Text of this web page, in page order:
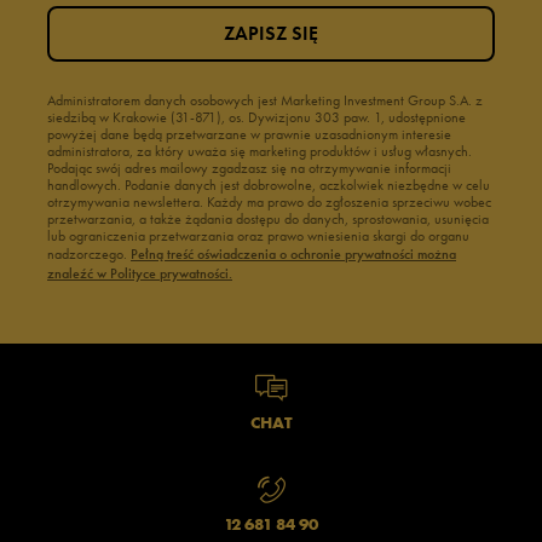
Administratorem danych osobowych jest Marketing Investment Group S.A. z
siedzibą w Krakowie (31-871), os. Dywizjonu 303 paw. 1, udostępnione
powyżej dane będą przetwarzane w prawnie uzasadnionym interesie
administratora, za który uważa się marketing produktów i usług własnych.
Podając swój adres mailowy zgadzasz się na otrzymywanie informacji
handlowych. Podanie danych jest dobrowolne, aczkolwiek niezbędne w celu
otrzymywania newslettera. Każdy ma prawo do zgłoszenia sprzeciwu wobec
przetwarzania, a także żądania dostępu do danych, sprostowania, usunięcia
lub ograniczenia przetwarzania oraz prawo wniesienia skargi do organu
nadzorczego. Pełną treść oświadczenia o ochronie prywatności można
znaleźć w Polityce prywatności.
ZAPISZ SIĘ
CHAT
12 681 84 90